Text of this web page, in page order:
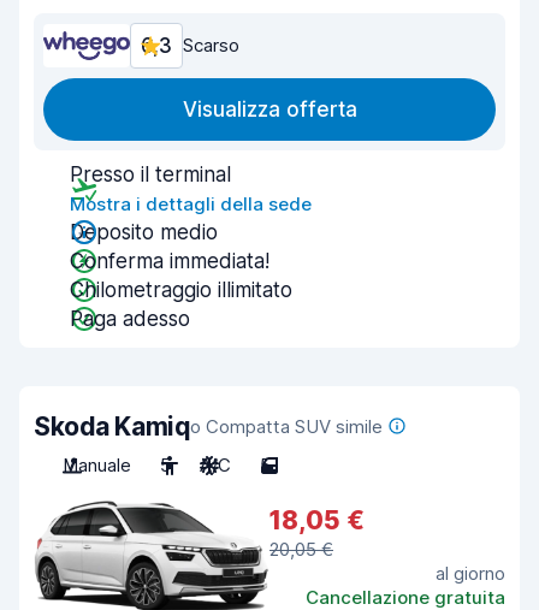
6,3 Scarso
Visualizza offerta
Presso il terminal
Mostra i dettagli della sede
Deposito medio
Conferma immediata!
Chilometraggio illimitato
Paga adesso
Skoda Kamiqo Compatta SUV simile
Manuale
5 A/C 5
18,05 €
20,05 €
al giorno
Cancellazione gratuita